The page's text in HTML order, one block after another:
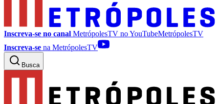
Inscreva-se no canal MetrópolesTV noYouTubeMetrópolesTV
Inscreva-se na MetrópolesTV
Busca